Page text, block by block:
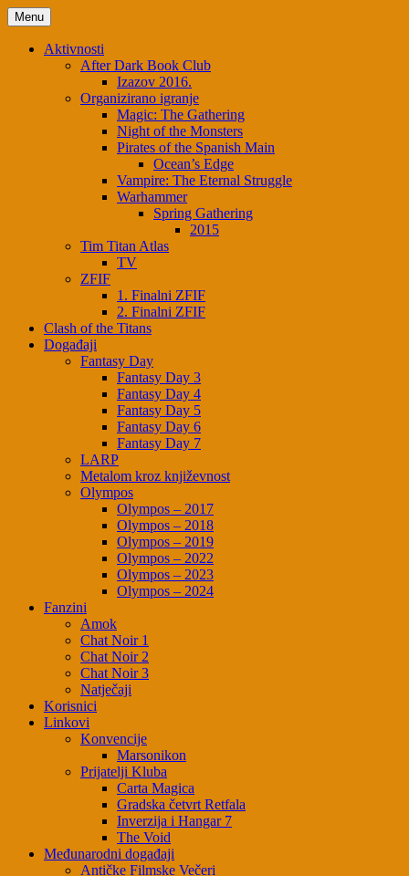
Skip
to
content
Menu
Aktivnosti
After Dark Book Club
Izazov 2016.
Organizirano igranje
Magic: The Gathering
Night of the Monsters
Pirates of the Spanish Main
Ocean’s Edge
Vampire: The Eternal Struggle
Warhammer
Spring Gathering
2015
Tim Titan Atlas
TV
ZFIF
1. Finalni ZFIF
2. Finalni ZFIF
Clash of the Titans
Događaji
Fantasy Day
Fantasy Day 3
Fantasy Day 4
Fantasy Day 5
Fantasy Day 6
Fantasy Day 7
LARP
Metalom kroz književnost
Olympos
Olympos – 2017
Olympos – 2018
Olympos – 2019
Olympos – 2022
Olympos – 2023
Olympos – 2024
Fanzini
Amok
Chat Noir 1
Chat Noir 2
Chat Noir 3
Natječaji
Korisnici
Linkovi
Konvencije
Marsonikon
Prijatelji Kluba
Carta Magica
Gradska četvrt Retfala
Inverzija i Hangar 7
The Void
Međunarodni događaji
Antičke Filmske Večeri